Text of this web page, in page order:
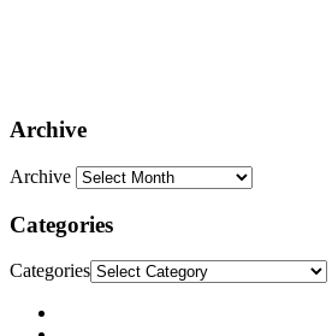
Archive
Archive
Categories
Categories